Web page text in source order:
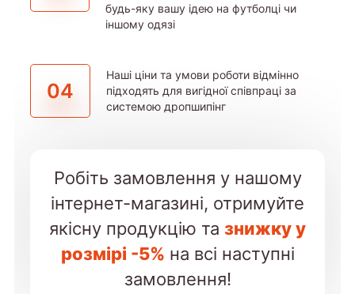
будь-яку вашу ідею на футболці чи
іншому одязі
04
Наші ціни та умови роботи відмінно
підходять для вигідної співпраці за
системою дропшипінг
Робіть замовлення у нашому
інтернет-магазині, отримуйте
якісну продукцію та знижку у
розмірі -5% на всі наступні
замовлення!